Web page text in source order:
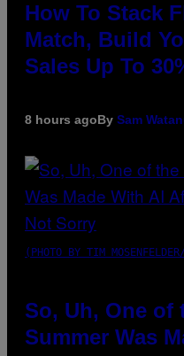
How To Stack
Match, Build
Sales Up To
8 hours agoBy Sam
(PHOTO BY TIM
So, Uh, One of
Summer Was